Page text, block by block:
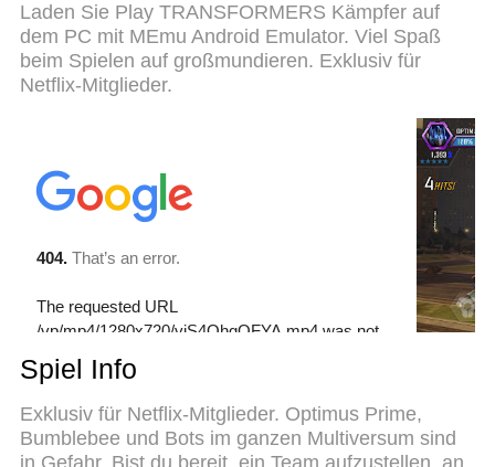
die beste Wahl, um TRANSFORMERS Kämpfer auf
dem PC zu spielen. Das exquisite voreingestellte
Tastaturbelegungssystem, das mit unserem
Fachwissen vorbereitet wurde, macht
TRANSFORMERS Kämpfer zu einem echten PC-
Spiel. Der MEmu Multi-Instanz-Manager ermöglicht
das Spielen von 2 oder mehr Konten auf
demselben Gerät. Und das Wichtigste: Unsere
exklusive Emulations-Engine kann das volle
Potenzial Ihres PCs freisetzen und für reibungslose
Abläufe sorgen.
Laden Sie Play TRANSFORMERS Kämpfer auf
dem PC mit MEmu Android Emulator. Viel Spaß
beim Spielen auf großmundieren. Exklusiv für
Netflix-Mitglieder.
Spiel Info
Exklusiv für Netflix-Mitglieder. Optimus Prime,
Bumblebee und Bots im ganzen Multiversum sind